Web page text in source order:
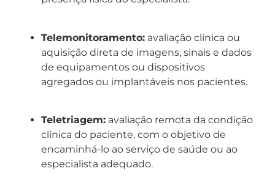
Telemonitoramento:avaliação clínica ou
aquisição direta de imagens, sinais e dados
de equipamentos ou dispositivos
agregados ou implantáveis nos pacientes.
Teletriagem:avaliação remota da condição
clínica do paciente, com o objetivo de
encaminhá-lo ao serviço de saúde ou ao
especialista adequado.